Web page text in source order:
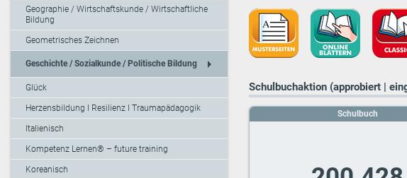
Geographie / Wirtschaftskunde / Wirtschaftliche
Bildung
Geometrisches Zeichnen
Geschichte / Sozialkunde / Politische Bildung arrow_right
Glück
Herzensbildung I Resilienz I Traumapädagogik
Italienisch
Kompetenz Lernen® – future training
Koreanisch
Schulbuchaktion (approbiert |
Schulbuch